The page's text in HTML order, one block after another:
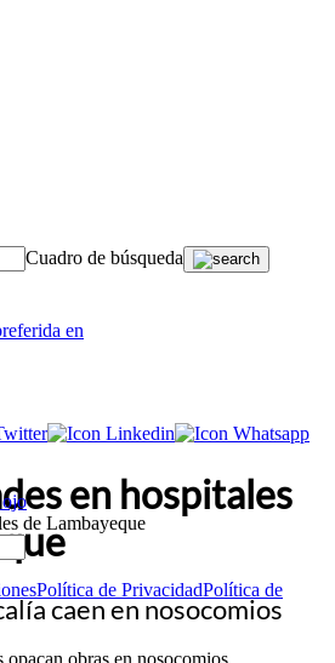
Cuadro de búsqueda
de Lambayeque
Política de PrivacidadPolítica de
en
en hospitales
caen en nosocomios